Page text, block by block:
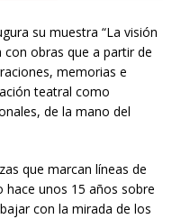
su muestra “La visión
con obras que a partir de
memorias e
teatral como
de la mano del
que marcan líneas de
hace unos 15 años sobre
con la mirada de los